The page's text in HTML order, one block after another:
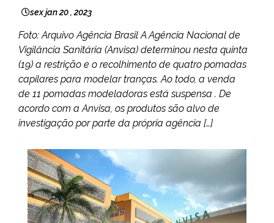
sex jan 20 , 2023
Foto: Arquivo Agência Brasil A Agência Nacional de
Vigilância Sanitária (Anvisa) determinou nesta quinta
(19) a restrição e o recolhimento de quatro pomadas
capilares para modelar tranças. Ao todo, a venda
de 11 pomadas modeladoras está suspensa . De
acordo com a Anvisa, os produtos são alvo de
investigação por parte da própria agência […]